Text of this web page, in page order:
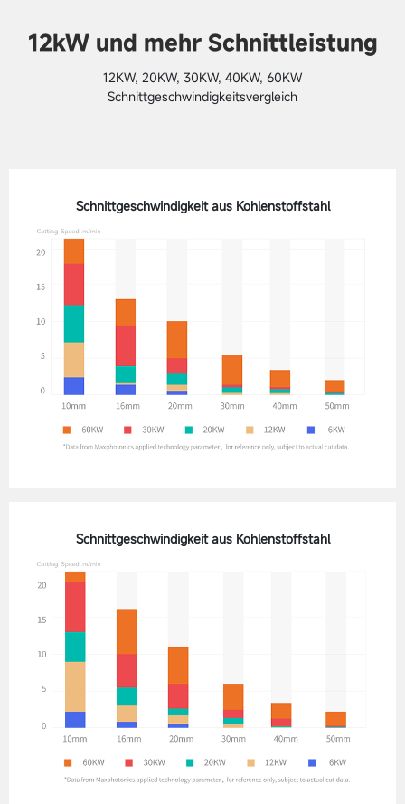
12kW und mehr Schnittleistung
12KW, 20KW, 30KW, 40KW, 60KW
Schnittgeschwindigkeitsvergleich
Schnittgeschwindigkeit aus Kohlenstoffstahl
Schnittgeschwindigkeit aus Kohlenstoffstahl